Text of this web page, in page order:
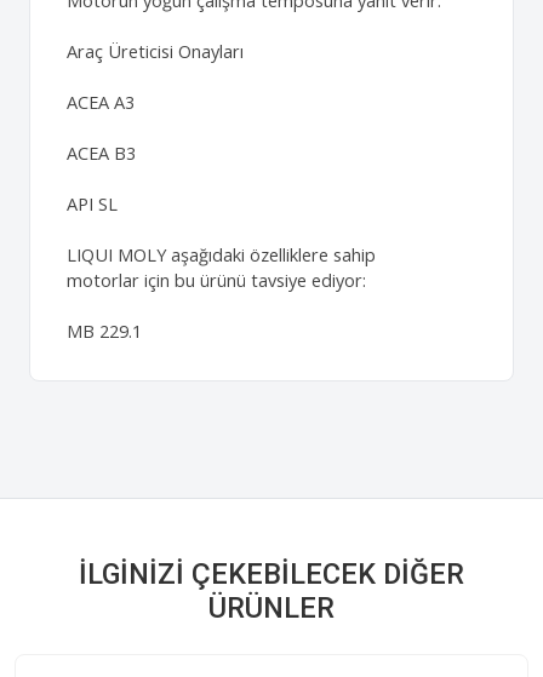
Araç Üreticisi Onayları
ACEA A3
ACEA B3
API SL
LIQUI MOLY aşağıdaki özelliklere sahip
motorlar için bu ürünü tavsiye ediyor:
MB 229.1
İLGINIZI ÇEKEBILECEK DIĞER
ÜRÜNLER